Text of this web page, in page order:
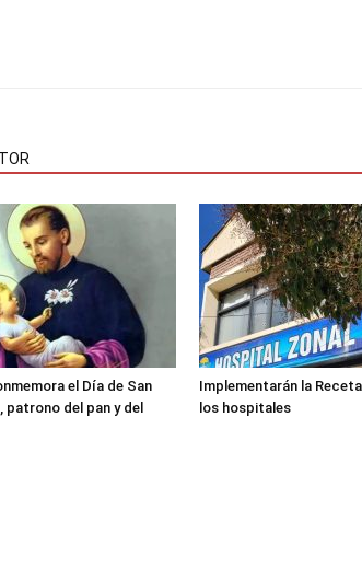
el Día de San
patrono del pan y del
Implementarán la
los hospitales